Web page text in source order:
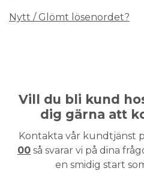
Nytt / Glömt lösenordet?
Vill du bli kund
dig gärna att
Kontakta vår kundtjänst
00 så svarar vi på dina
en smidig start